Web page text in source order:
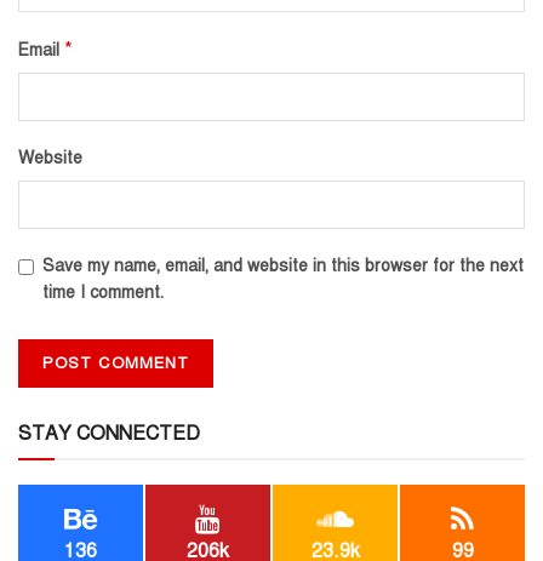
Email *
Website
Save my name, email, and website in this browser for the next
time I comment.
STAY CONNECTED
136 206k 23.9k 99